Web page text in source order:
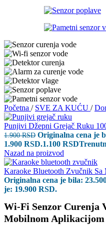
Početna / SVE ZA KUĆU /
Punjivi Džepni Grejač Ruku
1.900RSD Originalna cena je
1.900 RSD.1.100 RSD
Nazad na proizvod
Karaoke Bluetooth Zvučnik
Originalna cena je bila:
je: 19.900 RSD.
Wi-Fi Senzor Curenja
Mobilnom Aplikacijom